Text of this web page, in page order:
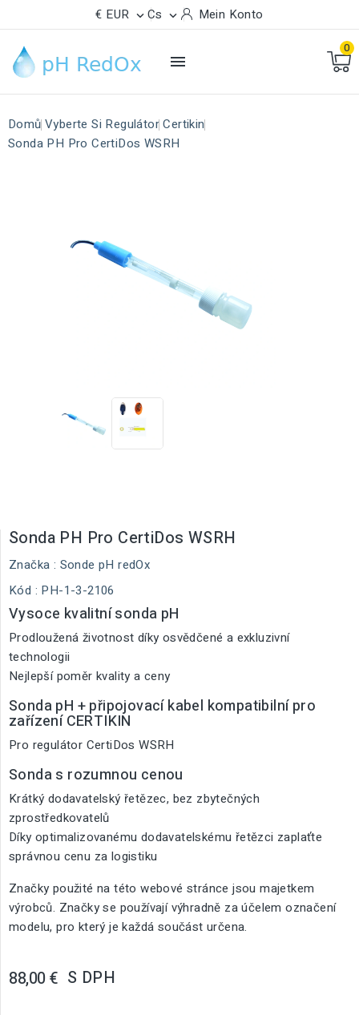
€ EUR  Cs  Mein Konto

0
Domů Vyberte Si Regulátor Certikin
Sonda PH Pro CertiDos WSRH
Sonda PH Pro CertiDos WSRH
Značka : Sonde pH redOx
Kód : PH-1-3-2106
Vysoce kvalitní sonda pH
Prodloužená životnost díky osvědčené a exkluzivní
technologii
Nejlepší poměr kvality a ceny
Sonda pH + připojovací kabel kompatibilní pro
zařízení CERTIKIN
Pro regulátor CertiDos WSRH
Sonda s rozumnou cenou
Krátký dodavatelský řetězec, bez zbytečných
zprostředkovatelů
Díky optimalizovanému dodavatelskému řetězci zaplaťte
správnou cenu za logistiku
Značky použité na této webové stránce jsou majetkem
výrobců. Značky se používají výhradně za účelem označení
modelu, pro který je každá součást určena.
88,00 € S DPH